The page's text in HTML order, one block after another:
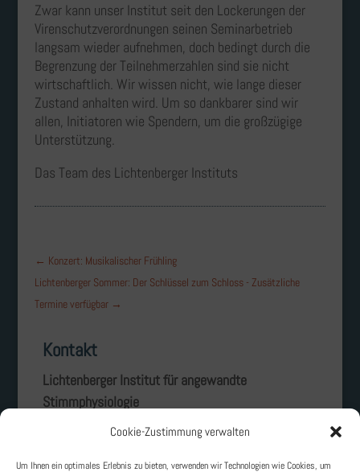
Cookie-Zustimmung verwalten
Um Ihnen ein optimales Erlebnis zu bieten, verwenden wir Technologien wie Cookies, um
Zwar kann unser Institut seit den Lockerungen der
Virenschutzverordnungen seinen Seminarbetrieb
langsam wieder aufnehmen, doch bedingt durch die
Begrenzung der Teilnehmerzahlen sind sie nicht
wirtschaftlich. Wir wissen nicht, wie lange dieser
Zustand anhalten wird. Um so dankbarer sind wir
allen, Initiatoren wie Spendern, um die großzügige
Unterstützung.
Das Team des Lichtenberger Instituts
← Konzert: Musikalischer Frühling
Lichtenberger Sommer: Der Schlüssel zum Schloss - Zusätzliche
Termine verfügbar→
Kontakt
Lichtenberger Institut für angewandte
Stimmphysiologie
Landgraf-Georg-Straße 2